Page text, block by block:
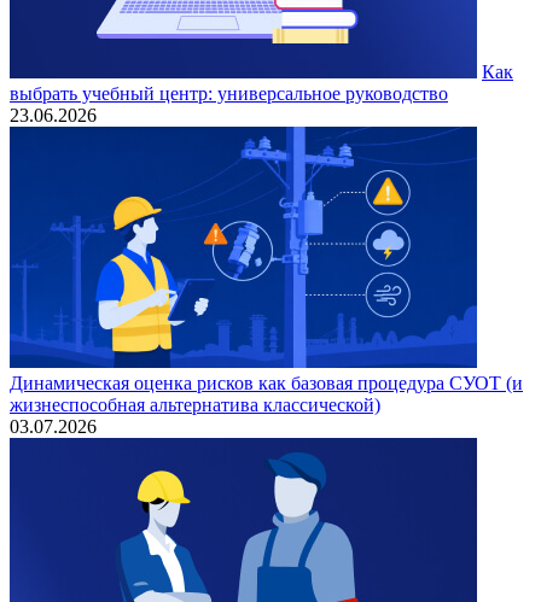
Как
выбрать учебный центр: универсальное руководство
23.06.2026
Динамическая оценка рисков как базовая процедура СУОТ (и
жизнеспособная альтернатива классической)
03.07.2026